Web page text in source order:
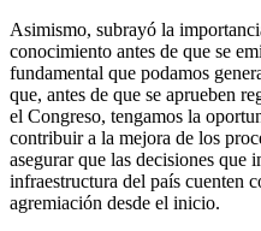
Asimismo, subrayó la
conocimiento antes de que se
fundamental que podamos
que, antes de que se aprueben
el Congreso, tengamos la
contribuir a la mejora de los
asegurar que las decisiones que
infraestructura del país cuenten
agremiación desde el inicio.